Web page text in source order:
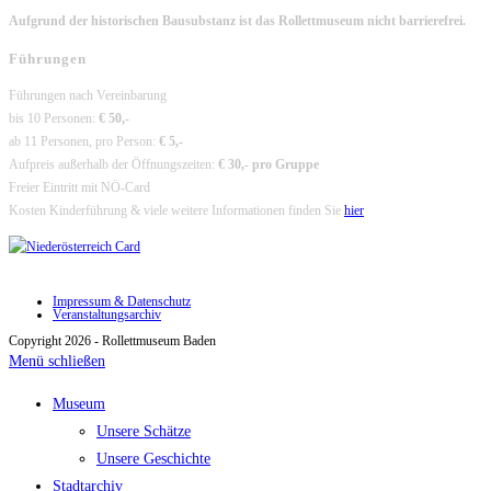
Aufgrund der historischen Bausubstanz ist das Rollettmuseum nicht barrierefrei.
Führungen
Führungen nach Vereinbarung
bis 10 Personen: € 50,-
ab 11 Personen, pro Person: € 5,-
Aufpreis außerhalb der Öffnungszeiten: € 30,- pro Gruppe
Freier Eintritt mit NÖ-Card
Kosten Kinderführung & viele weitere Informationen finden Sie hier
Impressum & Datenschutz
Veranstaltungsarchiv
Copyright 2026 - Rollettmuseum Baden
Menü schließen
Museum
Unsere Schätze
Unsere Geschichte
Stadtarchiv